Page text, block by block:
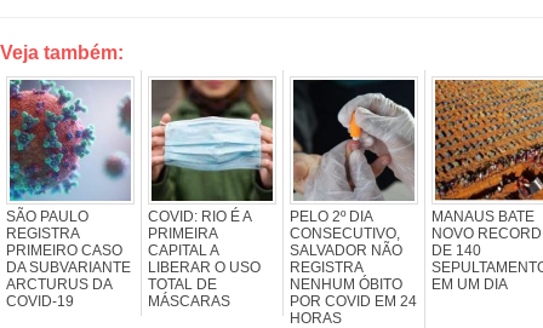
Veja também:
SÃO PAULO
REGISTRA
PRIMEIRO CASO
DA SUBVARIANTE
ARCTURUS DA
COVID-19
COVID: RIO É A
PRIMEIRA
CAPITAL A
LIBERAR O USO
TOTAL DE
MÁSCARAS
PELO 2º DIA
CONSECUTIVO,
SALVADOR NÃO
REGISTRA
NENHUM ÓBITO
POR COVID EM 24
HORAS
MANAUS BATE
NOVO
DE 140
EM UM DIA